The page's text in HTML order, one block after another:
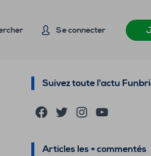
Se connecter
Suivez toute l'actu
FacebookTwitterInstagramYouTube
Articles les + commentés